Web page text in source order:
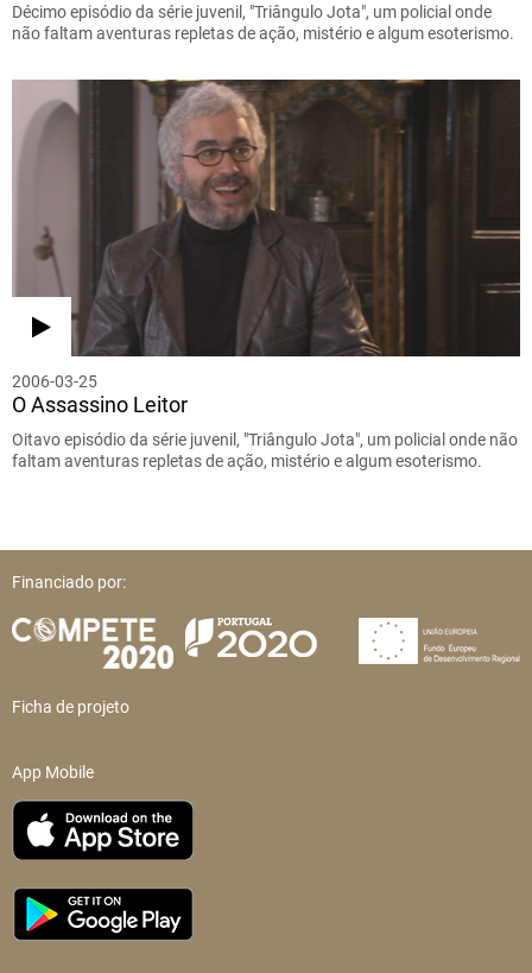
Décimo episódio da série juvenil, "Triângulo Jota", um policial onde
não faltam aventuras repletas de ação, mistério e algum esoterismo.
2006-03-25
O Assassino Leitor
Oitavo episódio da série juvenil, "Triângulo Jota", um policial onde não
faltam aventuras repletas de ação, mistério e algum esoterismo.
Financiado por:
Ficha de projeto
App Mobile